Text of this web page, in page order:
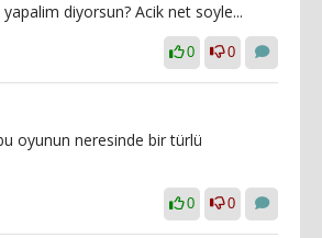
diyorsun? Acik net soyle...
0 0
oyunun neresinde bir türlü
0 0